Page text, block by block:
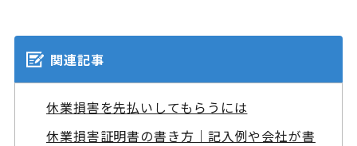
関連記事
休業損害を先払いしてもらうには
休業損害証明書の書き方｜記入例や会社が書